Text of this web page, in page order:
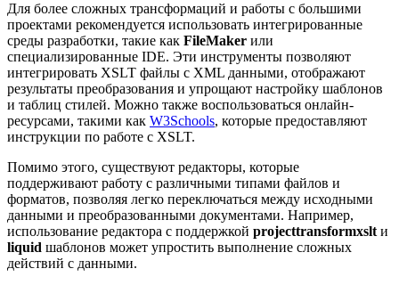
Для более сложных трансформаций и работы с большими
проектами рекомендуется использовать интегрированные
среды разработки, такие как FileMaker или
специализированные IDE. Эти инструменты позволяют
интегрировать XSLT файлы с XML данными, отображают
результаты преобразования и упрощают настройку шаблонов
и таблиц стилей. Можно также воспользоваться онлайн-
ресурсами, такими как W3Schools, которые предоставляют
инструкции по работе с XSLT.
Помимо этого, существуют редакторы, которые
поддерживают работу с различными типами файлов и
форматов, позволяя легко переключаться между исходными
данными и преобразованными документами. Например,
использование редактора с поддержкой projecttransformxslt и
liquid шаблонов может упростить выполнение сложных
действий с данными.